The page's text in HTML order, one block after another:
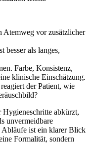
Atemweg vor zusätzlicher
besser als langes,
Farbe, Konsistenz,
klinische Einschätzung.
der Patient, wie
Hygieneschritte abkürzt,
unvermeidbare
Abläufe ist ein klarer Blick
Formalität, sondern